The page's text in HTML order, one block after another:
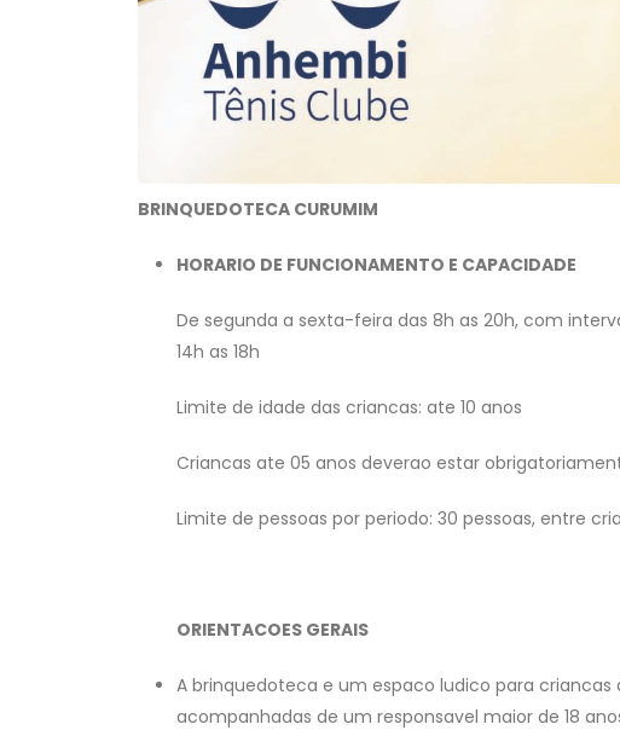
BRINQUEDOTECA CURUMIM
HORARIO DE FUNCIONAMENTO E CAPACIDADE
De segunda a sexta-feira das 8h as 20h, com
14h as 18h
Limite de idade das criancas: ate 10 anos
Criancas ate 05 anos deverao estar
Limite de pessoas por periodo: 30 pessoas, entre
ORIENTACOES GERAIS
A brinquedoteca e um espaco ludico para criancas
acompanhadas de um responsavel maior de 18